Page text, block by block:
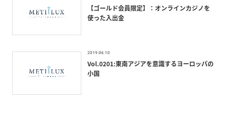
【ゴールド会員限定】：オンラインカジノを
使った入出金
2019.06.10
Vol.0201:東南アジアを意識するヨーロッパの
小国